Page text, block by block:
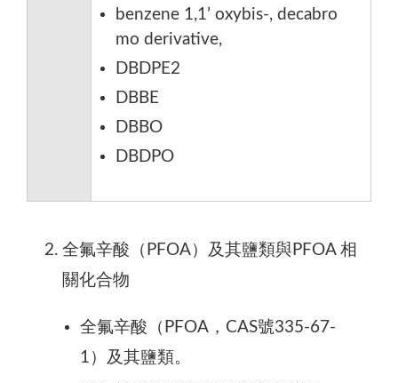
benzene 1,1’ oxybis-, decabro
mo derivative,
DBDPE2
DBBE
DBBO
DBDPO
全氟辛酸（PFOA）及其鹽類與PFOA 相
關化合物
全氟辛酸（PFOA，CAS號335-67-
1）及其鹽類。